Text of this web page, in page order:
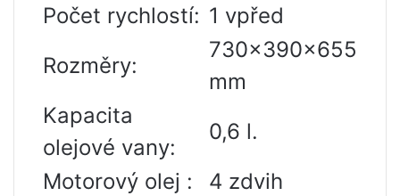
Počet rychlostí: 1 vpřed
Rozměry:
730x390x655
mm
Kapacita
olejové vany:
0,6 l.
Motorový olej :
4 zdvih